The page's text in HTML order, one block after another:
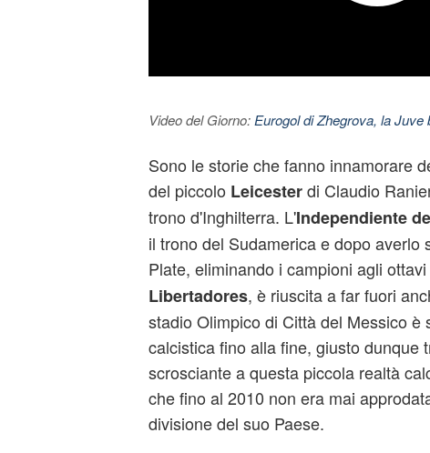
Video del Giorno: Eurogol di Zhegrova, la Juve
Sono le storie che fanno innamorare
del piccolo Leicesterdi Claudio
trono d'Inghilterra. L'Independiente
il trono del Sudamerica e dopo averlo
Plate, eliminando i campioni agli
Libertadores, è riuscita a far fuori
stadio Olimpico di Città del Messico è
calcistica fino alla fine, giusto dunque
scrosciante a questa piccola realtà
che fino al 2010 non era mai
divisione del suo Paese.